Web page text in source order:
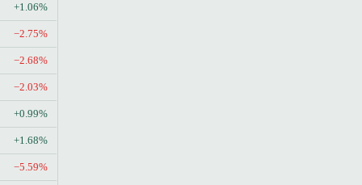
+1.06%
−2.75%
−2.68%
−2.03%
+0.99%
+1.68%
−5.59%